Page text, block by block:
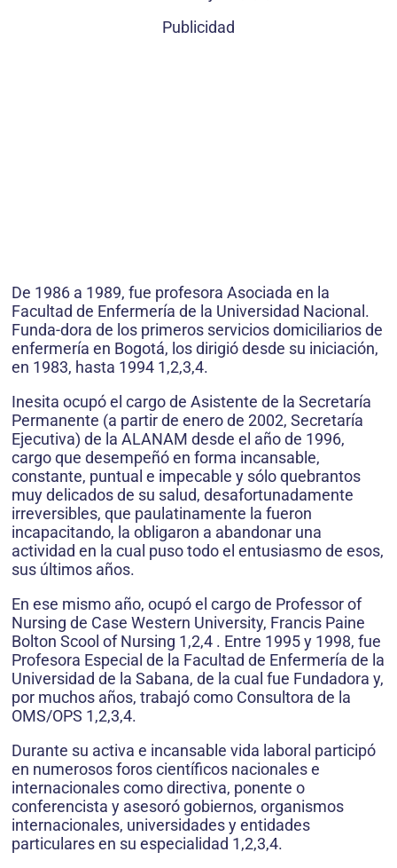
Publicidad
De 1986 a 1989, fue profesora Asociada en la
Facultad de Enfermería de la Universidad Nacional.
Funda-dora de los primeros servicios domiciliarios de
enfermería en Bogotá, los dirigió desde su iniciación,
en 1983, hasta 1994 1,2,3,4.
Inesita ocupó el cargo de Asistente de la Secretaría
Permanente (a partir de enero de 2002, Secretaría
Ejecutiva) de la ALANAM desde el año de 1996,
cargo que desempeñó en forma incansable,
constante, puntual e impecable y sólo quebrantos
muy delicados de su salud, desafortunadamente
irreversibles, que paulatinamente la fueron
incapacitando, la obligaron a abandonar una
actividad en la cual puso todo el entusiasmo de esos,
sus últimos años.
En ese mismo año, ocupó el cargo de Professor of
Nursing de Case Western University, Francis Paine
Bolton Scool of Nursing 1,2,4 . Entre 1995 y 1998, fue
Profesora Especial de la Facultad de Enfermería de la
Universidad de la Sabana, de la cual fue Fundadora y,
por muchos años, trabajó como Consultora de la
OMS/OPS 1,2,3,4.
Durante su activa e incansable vida laboral participó
en numerosos foros científicos nacionales e
internacionales como directiva, ponente o
conferencista y asesoró gobiernos, organismos
internacionales, universidades y entidades
particulares en su especialidad 1,2,3,4.